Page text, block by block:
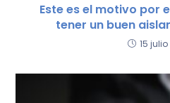
Este es el motivo por
tener un buen
15 julio